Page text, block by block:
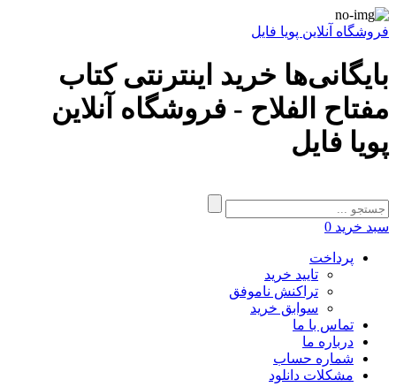
فروشگاه آنلاین پویا فایل
بایگانی‌ها خرید اینترنتی کتاب
مفتاح الفلاح - فروشگاه آنلاین
پویا فایل
سبد خرید 0
پرداخت
تایید خرید
تراکنش ناموفق
سوابق خرید
تماس با ما
درباره ما
شماره حساب
مشکلات دانلود